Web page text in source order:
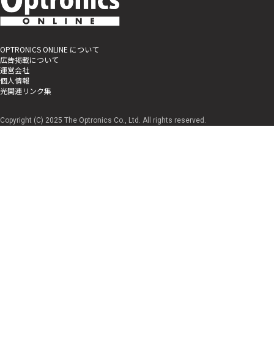
OPTRONICS ONLINE について
広告掲載について
運営会社
個人情報
光関連リンク集
Copyright (C) 2025 The Optronics Co., Ltd. All rights reserved.